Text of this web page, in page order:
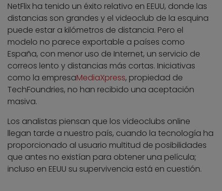
NetFlix ha tenido un éxito relativo en EEUU, donde las
distancias son grandes y el videoclub de la esquina
puede estar a kilómetros de distancia. Pero el
modelo no parece exportable a países como
España, con menor uso de Internet, un servicio de
correos lento y distancias más cortas. Iniciativas
como la empresaMediaXpress, propiedad de
TechFoundries, no han recibido una aceptación
masiva.
Los analistas piensan que los videoclubs online
llegan tarde a nuestro país, cuando la tecnología ha
proporcionado al usuario multitud de posibilidades
que antes no existían para obtener una película;
incluso en EEUU su supervivencia está en cuestión.